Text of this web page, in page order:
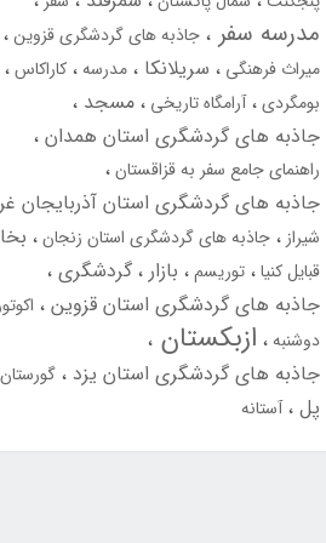
مدرسه سفر جاذبه های گردشگری قزوین
میراث فرهنگی سریلانکا مدرسه کاراکاس
بومگردی آرامگاه تاریخی مسجد
جاذبه های گردشگری استان همدان
راهنمای جامع سفر به قزاقستان
جاذبه های گردشگری استان آذربایجان
شیراز جاذبه های گردشگری استان زنجان
قبایل کنیا توریسم بازار گردشگری
جاذبه های گردشگری استان قزوین
دوشنبه ازبکستان
جاذبه های گردشگری استان یزد
پل آستانه